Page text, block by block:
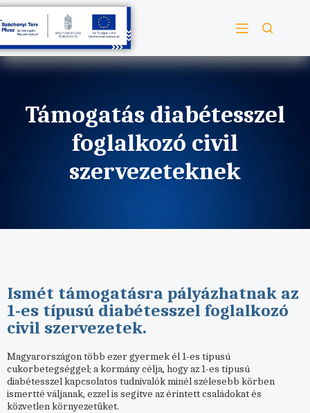
Támogatás diabétesszel
foglalkozó civil
szervezeteknek
Ismét támogatásra pályázhatnak az
1-es típusú diabétesszel foglalkozó
civil szervezetek.
Magyarországon több ezer gyermek él 1-es típusú
cukorbetegséggel; a kormány célja, hogy az 1-es típusú
diabétesszel kapcsolatos tudnivalók minél szélesebb körben
ismertté váljanak, ezzel is segítve az érintett családokat és
közvetlen környezetüket.